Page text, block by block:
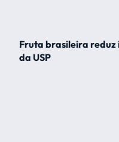
Fruta brasileira reduz
da USP